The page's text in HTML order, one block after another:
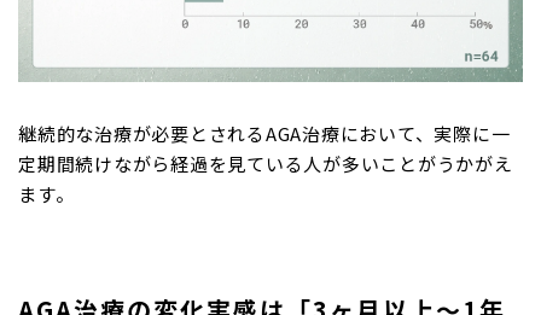
継続的な治療が必要とされるAGA治療において、実際に一
定期間続けながら経過を見ている人が多いことがうかがえ
ます。